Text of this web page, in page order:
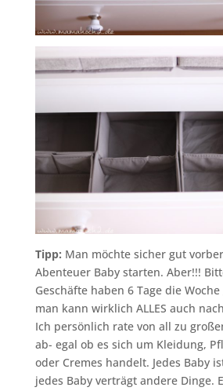
Tipp: Man möchte sicher gut
Abenteuer Baby starten. Aber!!!
Geschäfte haben 6 Tage die
man kann wirklich ALLES auch
Ich persönlich rate von all zu
ab- egal ob es sich um Kleidung,
oder Cremes handelt. Jedes Baby
jedes Baby verträgt andere Dinge.